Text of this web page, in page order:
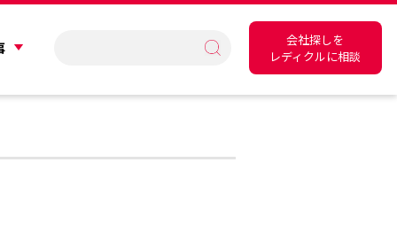
会社探しを
レディクルに相談